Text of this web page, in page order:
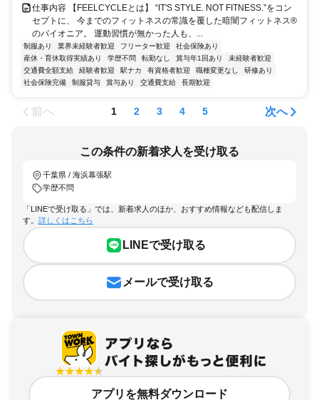
仕事内容 【FEELCYCLEとは】 “IT'S STYLE. NOT FITNESS.”をコン
セプトに、 今までのフィットネスの常識を覆した暗闇フィットネス®
のパイオニア。 運動習慣が無かった人も、...
制服あり 業界未経験者歓迎 フリーター歓迎
社会保険あり
産休・育休取得実績あり
学歴不問 転勤なし 賞与年1回あり
未経験者歓迎
交通費全額支給
経験者歓迎 駅ナカ 有資格者歓迎 職種変更なし
研修あり
社会保険完備
制服貸与 賞与あり 交通費支給 長期歓迎
前へ 1 2 3 4 5 次へ
この条件の新着求人を受け取る
千葉県 / 海浜幕張駅
学歴不問
「LINEで受け取る」では、新着求人のほか、おすすめ情報なども配信しま
す。 詳しくはこちら
LINEで受け取る
メールで受け取る
アプリを無料ダウンロード